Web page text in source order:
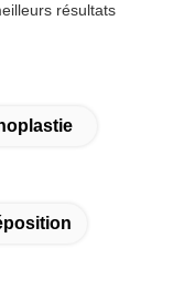
résultats